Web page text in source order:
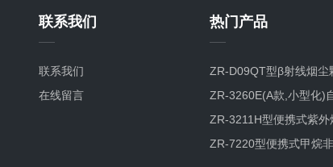
联系我们
联系我们
在线留言
热门产品
ZR-D09QT型β射线烟尘
检测仪
ZR-3260E(A款,小型化)
尘烟气测试仪
ZR-3211H型便携式紫外
综合分析仪
ZR-7220型便携式甲烷